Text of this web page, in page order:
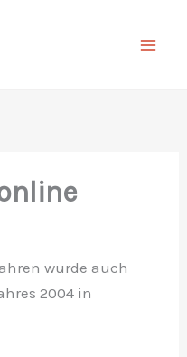
wurde auch
2004 in